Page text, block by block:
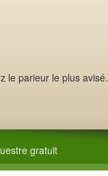
le parieur le plus avisé.
gratuit